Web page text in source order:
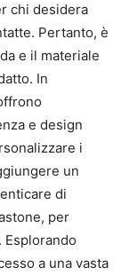
chi desidera
Pertanto, è
e il materiale
In
e design
i
un
di
per
a una vasta